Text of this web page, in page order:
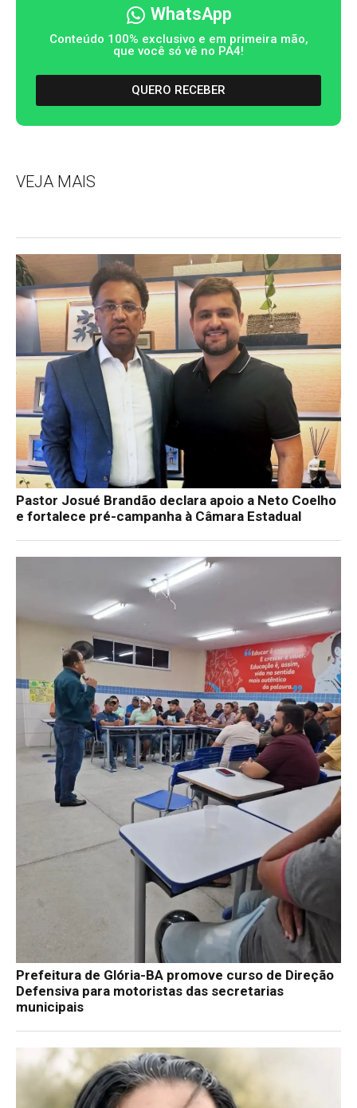
WhatsApp
Conteúdo 100% exclusivo e em primeira mão,
que você só vê no PA4!
QUERO RECEBER
VEJA MAIS
Pastor Josué Brandão declara apoio a Neto Coelho
e fortalece pré-campanha à Câmara Estadual
Prefeitura de Glória-BA promove curso de Direção
Defensiva para motoristas das secretarias
municipais